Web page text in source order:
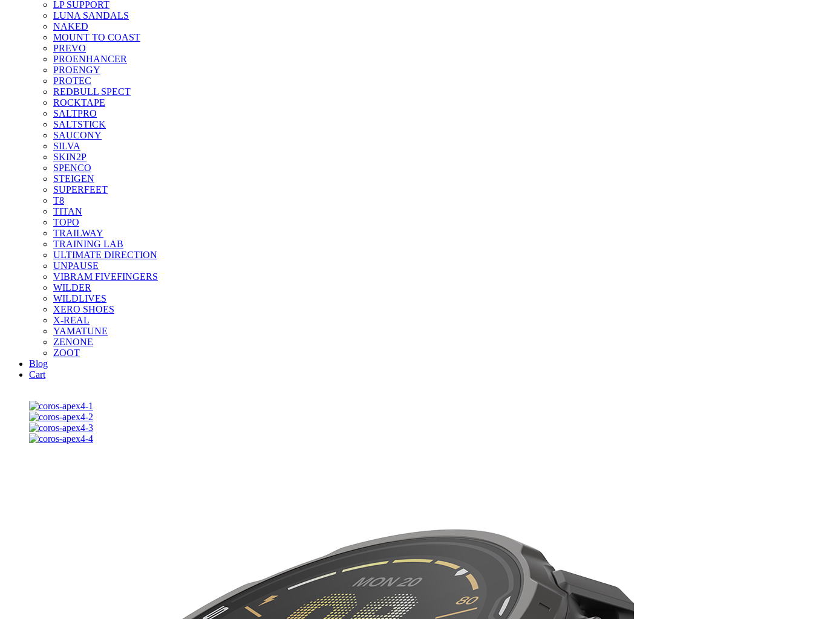
LP SUPPORT
LUNA SANDALS
NAKED
MOUNT TO COAST
PREVO
PROENHANCER
PROENGY
PROTEC
REDBULL SPECT
ROCKTAPE
SALTPRO
SALTSTICK
SAUCONY
SILVA
SKIN2P
SPENCO
STEIGEN
SUPERFEET
T8
TITAN
TOPO
TRAILWAY
TRAINING LAB
ULTIMATE DIRECTION
UNPAUSE
VIBRAM FIVEFINGERS
WILDER
WILDLIVES
XERO SHOES
X-REAL
YAMATUNE
ZENONE
ZOOT
Blog
Cart